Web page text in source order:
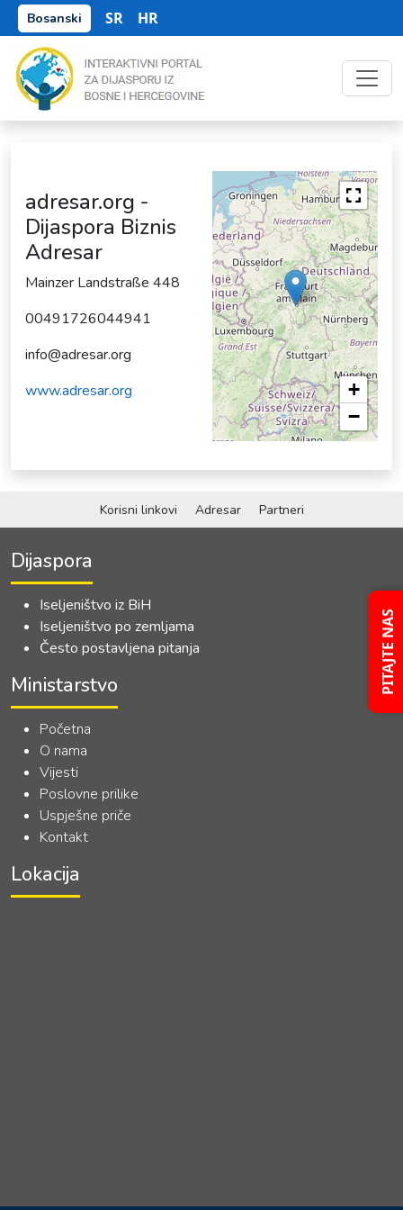
Bosanski SR HR
PITAJTE NAS
adresar.org -
Dijaspora Biznis
Adresar
Mainzer Landstraße 448
00491726044941
info@adresar.org
www.adresar.org
+
−
Korisni linkovi Adresar Partneri
Dijaspora
Iseljeništvo iz BiH
Iseljeništvo po zemljama
Često postavljena pitanja
Ministarstvo
Početna
O nama
Vijesti
Poslovne prilike
Uspješne priče
Kontakt
Lokacija